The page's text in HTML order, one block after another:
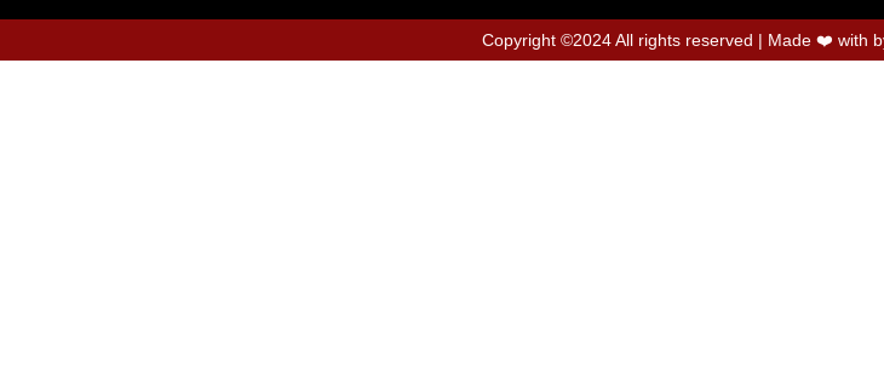
Copyright ©2024 All rights reserved | Made ❤️ with